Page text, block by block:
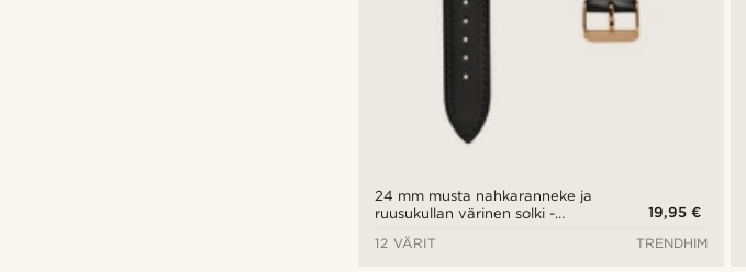
24 mm musta nahkaranneke ja
ruusukullan värinen solki -
19,95 €
12 VÄRIT
TRENDHIM